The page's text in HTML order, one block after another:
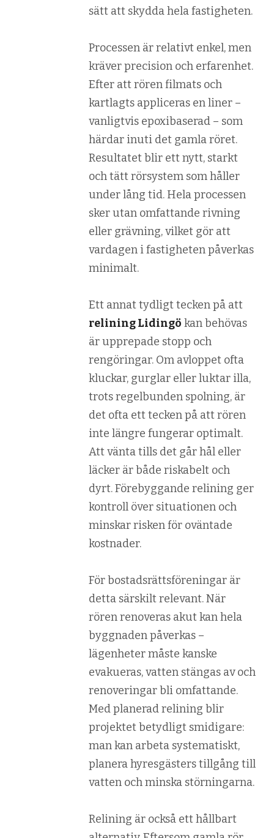
sätt att skydda hela fastigheten.
Processen är relativt enkel, men
kräver precision och erfarenhet.
Efter att rören filmats och
kartlagts appliceras en liner –
vanligtvis epoxibaserad – som
härdar inuti det gamla röret.
Resultatet blir ett nytt, starkt
och tätt rörsystem som håller
under lång tid. Hela processen
sker utan omfattande rivning
eller grävning, vilket gör att
vardagen i fastigheten påverkas
minimalt.
Ett annat tydligt tecken på att
relining Lidingö kan behövas
är upprepade stopp och
rengöringar. Om avloppet ofta
kluckar, gurglar eller luktar illa,
trots regelbunden spolning, är
det ofta ett tecken på att rören
inte längre fungerar optimalt.
Att vänta tills det går hål eller
läcker är både riskabelt och
dyrt. Förebyggande relining ger
kontroll över situationen och
minskar risken för oväntade
kostnader.
För bostadsrättsföreningar är
detta särskilt relevant. När
rören renoveras akut kan hela
byggnaden påverkas –
lägenheter måste kanske
evakueras, vatten stängas av och
renoveringar bli omfattande.
Med planerad relining blir
projektet betydligt smidigare:
man kan arbeta systematiskt,
planera hyresgästers tillgång till
vatten och minska störningarna.
Relining är också ett hållbart